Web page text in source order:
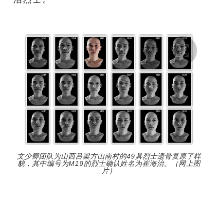
文少卿团队为山西吕梁方山南村的49具烈士遗骨复原了样
貌，其中编号为M19的烈士确认姓名为崔海治。（网上图
片）